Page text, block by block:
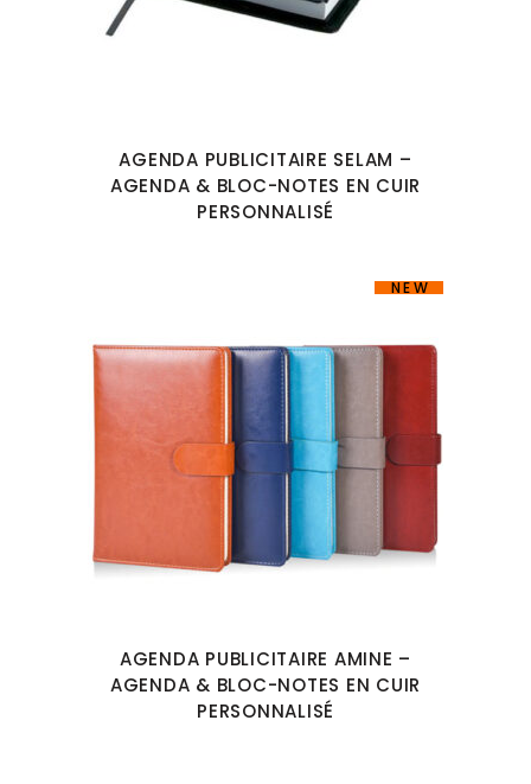
AGENDA PUBLICITAIRE SELAM –
AGENDA & BLOC-NOTES EN CUIR
PERSONNALISÉ
NEW
AGENDA PUBLICITAIRE AMINE –
AGENDA & BLOC-NOTES EN CUIR
PERSONNALISÉ